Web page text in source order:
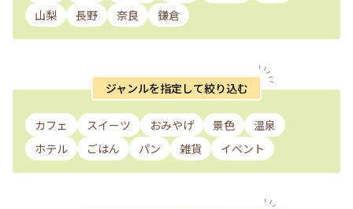
山梨
長野 奈良 鎌倉
ジャンルを指定して絞り込む
カフェ スイーツ おみやげ 景色
温泉
ホテル
ごはん パン 雑貨 イベント